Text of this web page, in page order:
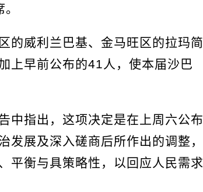
的威利兰巴基、金马旺区的拉玛简
上早前公布的41人，使本届沙巴
中指出，这项决定是在上周六公布
发展及深入磋商后所作出的调整，
平衡与具策略性，以回应人民需求